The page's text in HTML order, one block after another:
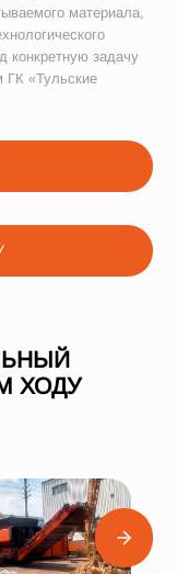
материала,
конкретную задачу
ГК «Тульские
ХОДУ